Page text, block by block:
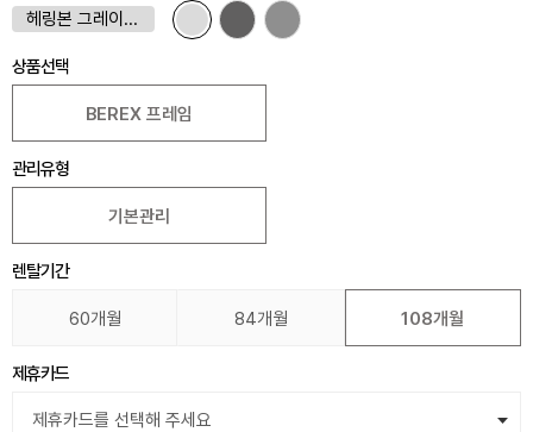
헤링본 그레이(GR)
상품선택
BEREX 프레임
관리유형
기본관리
렌탈기간
60개월 84개월 108개월
제휴카드